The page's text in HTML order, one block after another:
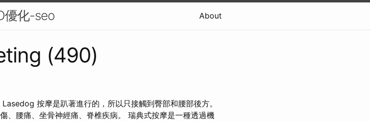
優化-seo About
(490)
按摩是趴著進行的，所以只接觸到臀部和腰部後方。
、腰痛、坐骨神經痛、脊椎疾病。 瑞典式按摩是一種透過機